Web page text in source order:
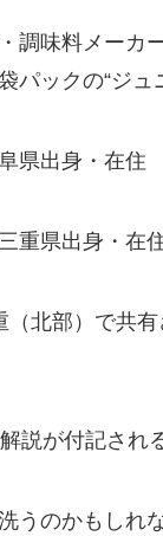
調味料メーカ
ックの“ジュ
県出身・在住
重県出身・在
北部）で共
説が付記され
うのかもしれ